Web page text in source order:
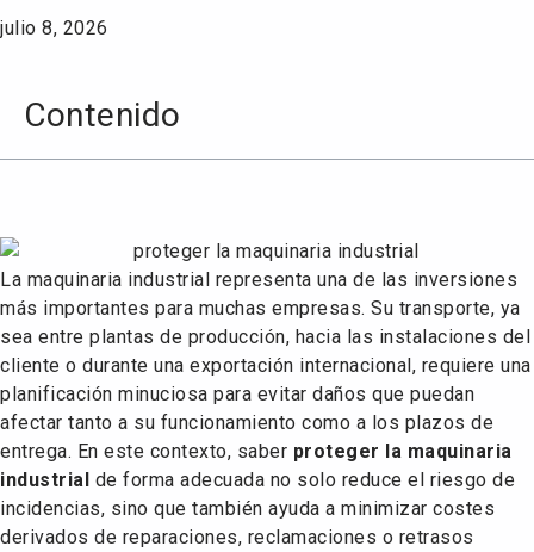
julio 8, 2026
Contenido
La maquinaria industrial representa una de las inversiones
más importantes para muchas empresas. Su transporte, ya
sea entre plantas de producción, hacia las instalaciones del
cliente o durante una exportación internacional, requiere una
planificación minuciosa para evitar daños que puedan
afectar tanto a su funcionamiento como a los plazos de
entrega. En este contexto, saber proteger la maquinaria
industrial de forma adecuada no solo reduce el riesgo de
incidencias, sino que también ayuda a minimizar costes
derivados de reparaciones, reclamaciones o retrasos